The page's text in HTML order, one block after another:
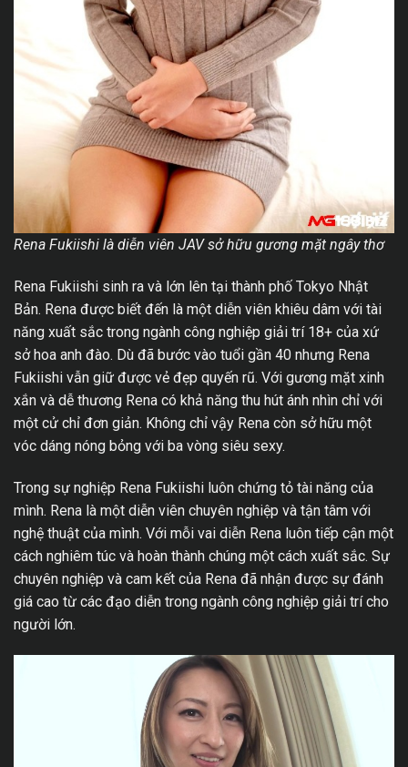
Rena Fukiishi là diễn viên JAV sở hữu gương mặt ngây thơ
Rena Fukiishi sinh ra và lớn lên tại thành phố Tokyo Nhật
Bản. Rena được biết đến là một diễn viên khiêu dâm với tài
năng xuất sắc trong ngành công nghiệp giải trí 18+ của xứ
sở hoa anh đào. Dù đã bước vào tuổi gần 40 nhưng Rena
Fukiishi vẫn giữ được vẻ đẹp quyến rũ. Với gương mặt xinh
xắn và dễ thương Rena có khả năng thu hút ánh nhìn chỉ với
một cử chỉ đơn giản. Không chỉ vậy Rena còn sở hữu một
vóc dáng nóng bỏng với ba vòng siêu sexy.
Trong sự nghiệp Rena Fukiishi luôn chứng tỏ tài năng của
mình. Rena là một diễn viên chuyên nghiệp và tận tâm với
nghệ thuật của mình. Với mỗi vai diễn Rena luôn tiếp cận một
cách nghiêm túc và hoàn thành chúng một cách xuất sắc. Sự
chuyên nghiệp và cam kết của Rena đã nhận được sự đánh
giá cao từ các đạo diễn trong ngành công nghiệp giải trí cho
người lớn.